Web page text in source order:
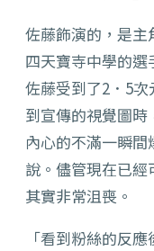
佐藤飾演的，是主
四天寶寺中學的選
佐藤受到了2．5
到宣傳的視覺圖時
內心的不滿一瞬
說。儘管現在已
其實非常沮喪。
「看到粉絲的反